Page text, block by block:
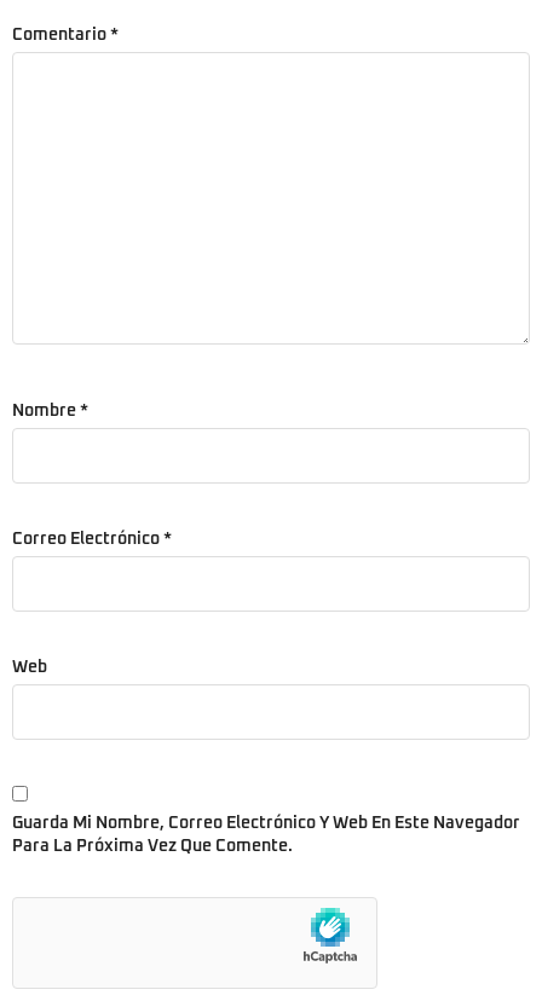
Comentario *
Nombre *
Correo Electrónico *
Web
Guarda Mi Nombre, Correo Electrónico Y Web En Este Navegador
Para La Próxima Vez Que Comente.